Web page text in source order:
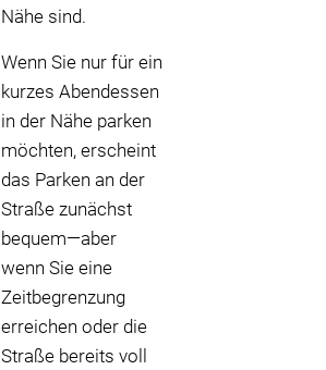
Nähe sind.
Wenn Sie nur für ein
kurzes Abendessen
in der Nähe parken
möchten, erscheint
das Parken an der
Straße zunächst
bequem—aber
wenn Sie eine
Zeitbegrenzung
erreichen oder die
Straße bereits voll